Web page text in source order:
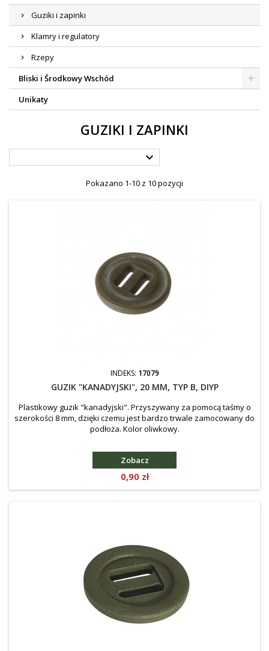
Guziki i zapinki
Klamry i regulatory
Rzepy
Bliski i Środkowy Wschód
Unikaty
GUZIKI I ZAPINKI

Pokazano 1-10 z 10 pozycji
INDEKS: 17079
GUZIK "KANADYJSKI", 20 MM, TYP B, DIYP
Plastikowy guzik "kanadyjski". Przyszywany za pomocą taśmy o
szerokości 8 mm, dzięki czemu jest bardzo trwale zamocowany do
podłoża. Kolor oliwkowy.
Zobacz
Cena
0,90 zł